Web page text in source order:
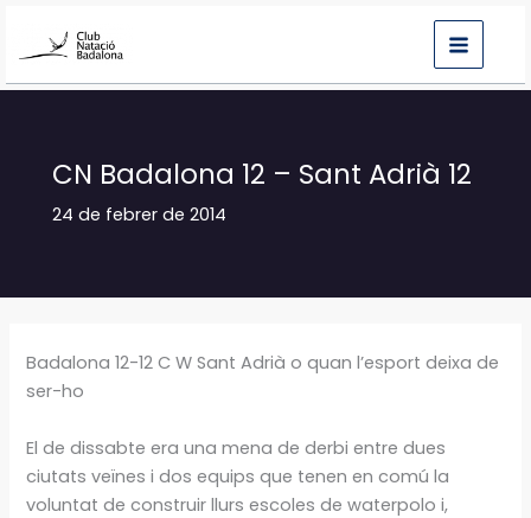
CN Badalona 12 – Sant Adrià 12
24 de febrer de 2014
Badalona 12-12 C W Sant Adrià o quan l’esport deixa de
ser-ho
El de dissabte era una mena de derbi entre dues
ciutats veïnes i dos equips que tenen en comú la
voluntat de construir llurs escoles de waterpolo i,